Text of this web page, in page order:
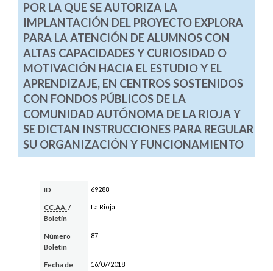
POR LA QUE SE AUTORIZA LA
IMPLANTACIÓN DEL PROYECTO EXPLORA
PARA LA ATENCIÓN DE ALUMNOS CON
ALTAS CAPACIDADES Y CURIOSIDAD O
MOTIVACIÓN HACIA EL ESTUDIO Y EL
APRENDIZAJE, EN CENTROS SOSTENIDOS
CON FONDOS PÚBLICOS DE LA
COMUNIDAD AUTÓNOMA DE LA RIOJA Y
SE DICTAN INSTRUCCIONES PARA REGULAR
SU ORGANIZACIÓN Y FUNCIONAMIENTO
ID 69288
CC.AA. /
Boletín
La Rioja
Número
Boletín
87
Fecha de
16/07/2018